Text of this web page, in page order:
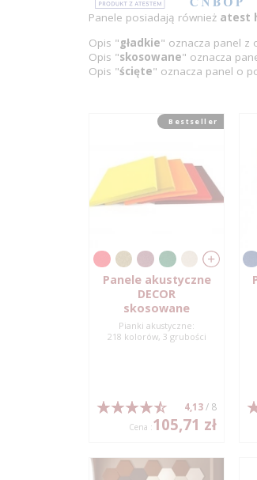
Panele posiadają również atest
Opis "gładkie" oznacza panel z
Opis "skosowane" oznacza
Opis "ścięte" oznacza panel o
Bestseller
Panele akustyczne
DECOR
skosowane
Pianki akustyczne:
218 kolorów, 3 grubości
4,13/ 8
Cena :105,71 zł